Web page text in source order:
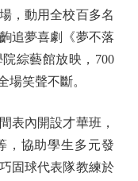
，動用全校百多名
追夢喜劇《夢不落
綜藝館放映，700
場笑聲不斷。
內開設才華班，
，協助學生多元發
固球代表隊教練於